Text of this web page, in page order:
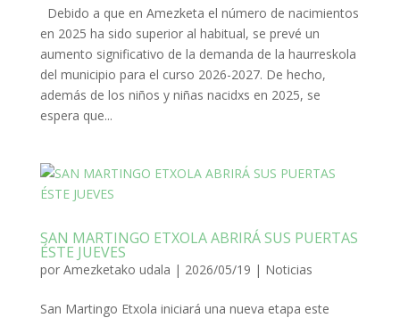
Debido a que en Amezketa el número de nacimientos
en 2025 ha sido superior al habitual, se prevé un
aumento significativo de la demanda de la haurreskola
del municipio para el curso 2026-2027. De hecho,
además de los niños y niñas nacidxs en 2025, se
espera que...
SAN MARTINGO ETXOLA ABRIRÁ SUS PUERTAS
ÉSTE JUEVES
por Amezketako udala | 2026/05/19 | Noticias
San Martingo Etxola iniciará una nueva etapa este